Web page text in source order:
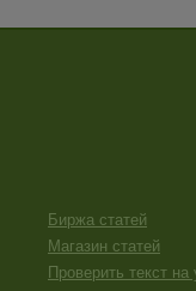
Биржа статей
Магазин статей
Проверить текст на